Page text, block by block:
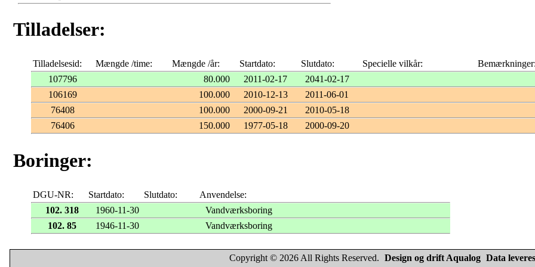
Tilladelser:
Tilladelsesid: Mængde /time: Mængde /år: Startdato: Slutdato: Specielle vilkår:
Bemærkninger:
107796
80.000 2011-02-17
2041-02-17
106169
100.000 2010-12-13
2011-06-01
76408
100.000 2000-09-21
2010-05-18
76406
150.000 1977-05-18 2000-09-20
Boringer:
DGU-NR: Startdato: Slutdato:
Anvendelse:
102. 318
1960-11-30
Vandværksboring
102. 85
1946-11-30 Vandværksboring
Copyright © 2026 All Rights Reserved. Design og drift Aqualog Data